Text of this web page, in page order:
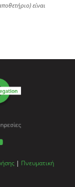
είναι
| Πνευματική